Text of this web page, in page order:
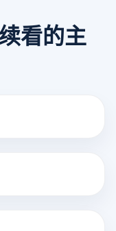
看的主